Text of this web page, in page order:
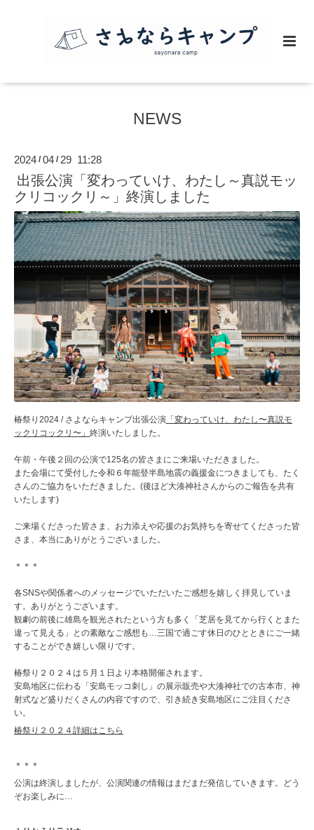
NEWS
2024 /04 /29 11:28
出張公演「変わっていけ、わたし～真説モッ
クリコックリ～」終演しました
椿祭り2024 / さよならキャンプ出張公演 「変わっていけ、わたし〜真説モ
ックリコックリ〜」 終演いたしました。
午前・午後２回の公演で125名の皆さまにご来場いただきました。
また会場にて受付した令和６年能登半島地震の義援金につきましても、たく
さんのご協力をいただきました。(後ほど大湊神社さんからのご報告を共有
いたします)
ご来場くださった皆さま、お力添えや応援のお気持ちを寄せてくださった皆
さま、本当にありがとうございました。
＊＊＊
各SNSや関係者へのメッセージでいただいたご感想を嬉しく拝見していま
す。ありがとうございます。
観劇の前後に雄島を観光されたという方も多く「芝居を見てから行くとまた
違って見える」との素敵なご感想も…三国で過ごす休日のひとときにご一緒
することができ嬉しい限りです。
椿祭り２０２４は５月１日より本格開催されます。
安島地区に伝わる「安島モッコ刺し」の展示販売や大湊神社での古本市、神
射式など盛りだくさんの内容ですので、引き続き安島地区にご注目くださ
い。
椿祭り２０２４詳細はこちら
＊＊＊
公演は終演しましたが、公演関連の情報はまだまだ発信していきます。どう
ぞお楽しみに…